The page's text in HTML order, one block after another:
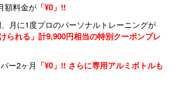
額料金が 「¥0」!!
、月に1度プロのパーソナルトレーニングが
られる」計9,900円相当の特別クーポンプレ
ー2ヶ月 「¥0」!! さらに専用アルミボトルも